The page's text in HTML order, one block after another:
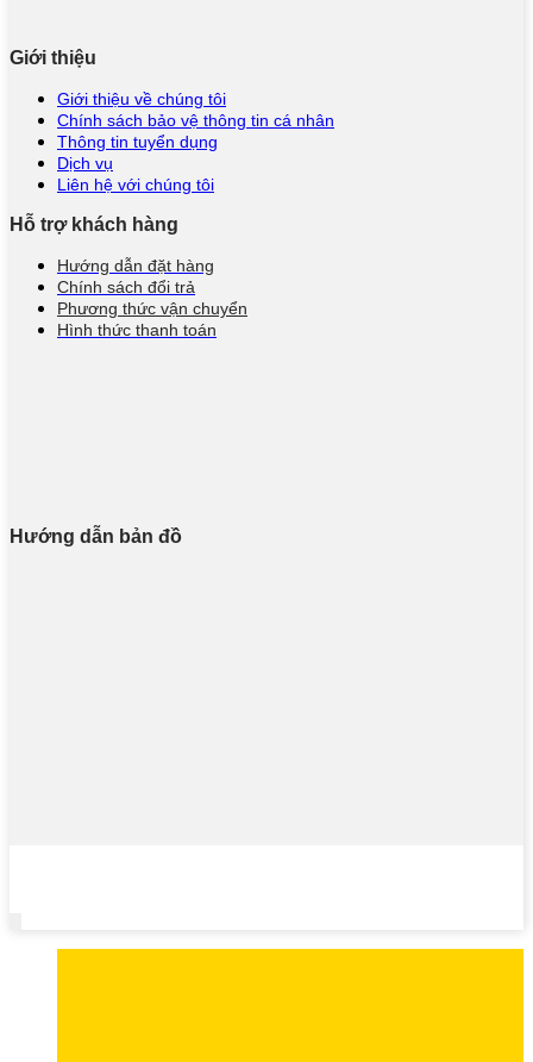
Giới thiệu
Giới thiệu về chúng tôi
Chính sách bảo vệ thông tin cá nhân
Thông tin tuyển dụng
Dịch vụ
Liên hệ với chúng tôi
Hỗ trợ khách hàng
Hướng dẫn đặt hàng
Chính sách đổi trả
Phương thức vận chuyển
Hình thức thanh toán
Hướng dẫn bản đồ